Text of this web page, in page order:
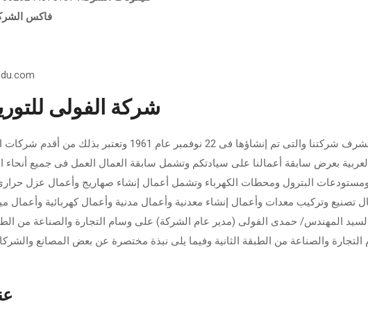
فاكس
شركة الفولى
تتشرف شركتنا والتى تم إنشاؤها فى 22 نوفمبر عام
بعرض سابقة أعمالنا على سيادتكم وتشمل سابقة العمال العمل فى جميع أنحاء
ومستودعات البترول ومحطات الكهرباء وتشمل أعمال إنشاء صهاريج وأعمال عزل
تصنيع وتركيب معدات وأعمال إنشاء معدنية وأعمال مدنية وأعمال كهربائية وأعمال
المهندس/ حمدى الفولى (مدير عام الشركة) على وسام التجارة والصناعة من
التجارة والصناعة من الطبقة الثانية وفيما يلى نبذة مختصرة عن بعض المصانع